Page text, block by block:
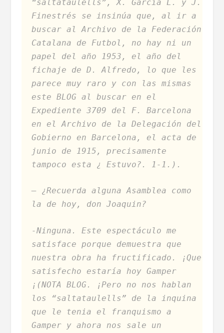
“saltataulells”, X. Garcia L. y J.
Finestrés se insinúa que, al ir a
buscar al Archivo de la Federación
Catalana de Futbol, no hay ni un
papel del año 1953, el año del
fichaje de D. Alfredo, lo que les
parece muy raro y con las mismas
este BLOG al buscar en el
Expediente 3709 del F. Barcelona
en el Archivo de la Delegación del
Gobierno en Barcelona, el acta de
junio de 1915, precisamente
tampoco esta ¿ Estuvo?. 1-1.).
– ¿Recuerda alguna Asamblea como
la de hoy, don Joaquin?
-Ninguna. Este espectáculo me
satisface porque demuestra que
nuestra obra ha fructificado. ¡Que
satisfecho estaría hoy Gamper
¡(NOTA BLOG. ¡Pero no nos hablan
los “saltataulells” de la inquina
que le tenia el franquismo a
Gamper y ahora nos sale un